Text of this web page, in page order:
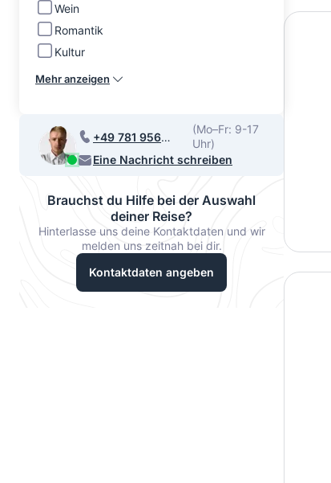
Wein
Romantik
Kultur
Mehr anzeigen
+49 781 956
33067
(Mo–Fr: 9-17
Uhr)
Eine Nachricht schreiben
Brauchst du Hilfe bei der Auswahl
deiner Reise?
Hinterlasse uns deine Kontaktdaten und wir
melden uns zeitnah bei dir.
Kontaktdaten angeben